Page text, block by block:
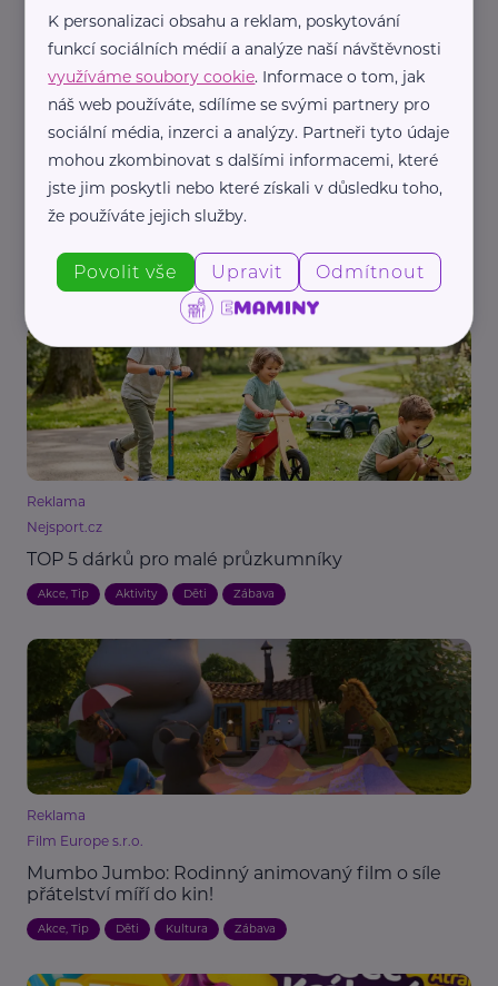
Reklama
BubbleKids
Jak zabavit dítě doma, když už nemáte sílu nic
Aktivity Děti Výchova dětí Zábava
Reklama
Nejsport.cz
TOP 5 dárků pro malé průzkumníky
Akce, Tip Aktivity Děti Zábava
Reklama
Film Europe s.r.o.
Mumbo Jumbo: Rodinný animovaný film o síle
přátelství míří do kin!
Akce, Tip Děti Kultura Zábava
K personalizaci obsahu a reklam, poskytování
funkcí sociálních médií a analýze naší návštěvnosti
využíváme soubory cookie. Informace o tom, jak
náš web používáte, sdílíme se svými partnery pro
sociální média, inzerci a analýzy. Partneři tyto údaje
mohou zkombinovat s dalšími informacemi, které
jste jim poskytli nebo které získali v důsledku toho,
že používáte jejich služby.
Povolit vše Upravit Odmítnout